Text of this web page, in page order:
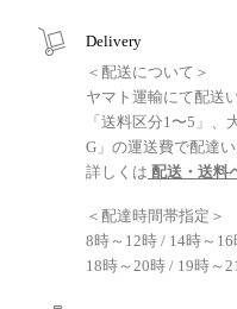
Delivery
＜配送について＞
ヤマト運輸にて配送
「送料区分1〜5」
G」の運送費で配達い
詳しくは 配送・送料
＜配達時間帯指定＞
8時～12時 / 14時～
18時～20時 / 19時～